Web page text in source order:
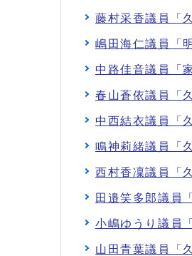
藤村采香議員「
嶋田海仁議員「
中路佳音議員「
春山蒼依議員「
中西結衣議員「
鳴神莉緒議員「
西村香凜議員「
田邉笑多郎議員
小嶋ゆうり議員
山田青葉議員「